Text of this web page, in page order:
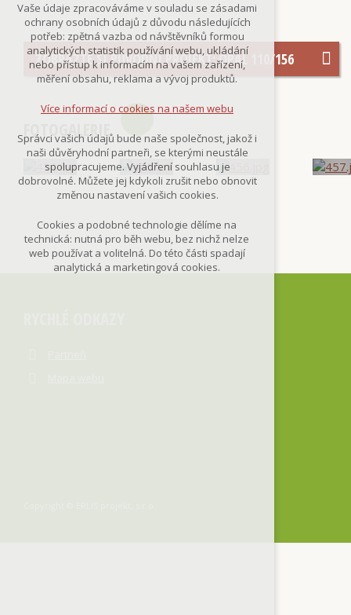
ZOBRAZTE SI PŮVODNÍ PROJEKT: OPÁL 110/156
FOTOGALERIE
nutná pro provozování webu
udržení kontextu stránek (session):
případná přihlášení, volby jazyka, apod.
Volitelná cookies
analytická pro anonymizované
marketingová cookies
Více informací o cookies na našem webu
Odmítnout vše
Vaše údaje zpracováváme v souladu se zásadami
ochrany osobních údajů z důvodu následujících
potřeb: zpětná vazba od návštěvníků formou
analytických statistik používání webu, ukládání
nebo přístup k informacím na vašem zařízení,
měření obsahu, reklama a vývoj produktů.
Více informací o cookies na našem webu
Správci vašich údajů bude naše společnost, jakož i
naši důvěryhodní partneři, se kterými neustále
spolupracujeme. Vyjádření souhlasu je
dobrovolné. Můžete jej kdykoli zrušit nebo obnovit
změnou nastavení vašich cookies.
Cookies a podobné technologie dělíme na
technická: nutná pro běh webu, bez nichž nelze
web používat a volitelná. Do této části spadají
analytická a marketingová cookies.